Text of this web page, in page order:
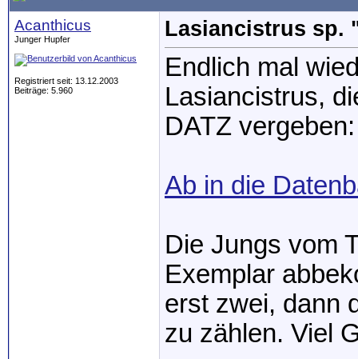
Acanthicus
Junger Hupfer
Registriert seit: 13.12.2003
Beiträge: 5.960
Lasiancistrus sp.
Endlich mal
Lasiancistrus,
DATZ vergeben:
Ab in die
Die Jungs vom
Exemplar
erst zwei, dann
zu zählen. Viel